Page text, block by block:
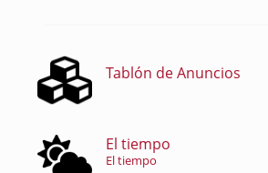
Tablón de Anuncios
El tiempo
El tiempo